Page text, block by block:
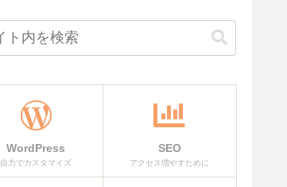
WordPress
自力でカスタマイズ
SEO
アクセス増やすために